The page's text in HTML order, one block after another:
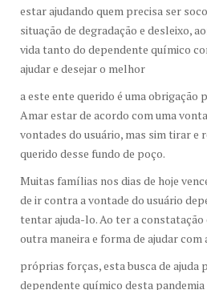
estar ajudando quem precisa ser
situação de degradação e desleixo,
vida tanto do dependente químico
ajudar e desejar o melhor
a este ente querido é uma obrigação
Amar estar de acordo com uma
vontades do usuário, mas sim tirar e
querido desse fundo de poço.
Muitas famílias nos dias de hoje
de ir contra a vontade do usuário
tentar ajuda-lo. Ao ter a constatação
outra maneira e forma de ajudar com
próprias forças, esta busca de ajuda
dependente químico desta